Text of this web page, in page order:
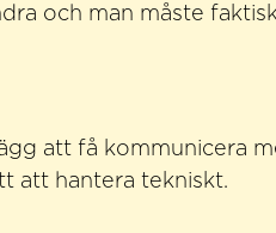
och man måste
att få kommunicera
att hantera tekniskt.